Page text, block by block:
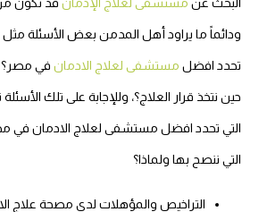
ودائماً ما يراود أهل المدمن بعض الأسئلة مثل ما
تحدد افضلمستشفى لعلاج الادمانفي مصر؟
حين نتخذ قرار العلاج؟، وللإجابة على تلك الأسئلة
التي تحدد افضل مستشفى لعلاج الادمان في
التي ننصح بها ولماذا؟
التراخيص والمؤهلات لدى مصحة علاج